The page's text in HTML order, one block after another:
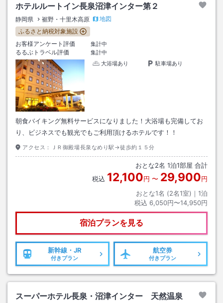
ホテルルートイン長泉沼津インター第２
静岡県 裾野・十里木高原
地図
ふるさと納税対象施設
お客様アンケート評価
集計中
るるぶトラベル評価
集計中
大浴場あり
駐車場あり
朝食バイキング無料サービスになりました！大浴場も完備してお
り、ビジネスでも観光でもご利用頂けるホテルです！！
アクセス： ＪＲ御殿場長泉なめり駅→徒歩約１５分
おとな2名 1泊1部屋 合計
税込 12,100円 〜 29,900円
おとな1名 (2名1室)｜ 1泊
税込 6,050円〜14,950円
宿泊プランを見る
新幹線・JR
付きプラン
航空券
付きプラン
スーパーホテル長泉・沼津インター 天然温泉